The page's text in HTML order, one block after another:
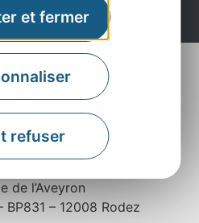
et fermer
refuser
de l’Aveyron
BP831 – 12008 Rodez